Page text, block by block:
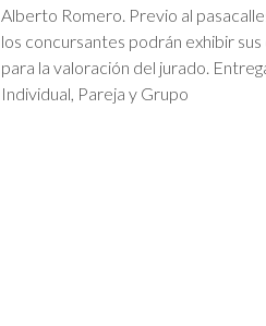
Alberto Romero. Previo al
los concursantes podrán exhibir
para la valoración del jurado.
Individual, Pareja y Grupo